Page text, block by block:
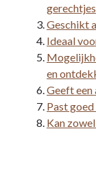
gerechtjes
Geschikt
Ideaal
en
Geeft een
Past
Kan